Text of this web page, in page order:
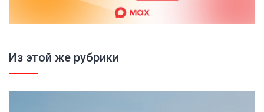
Из этой же рубрики